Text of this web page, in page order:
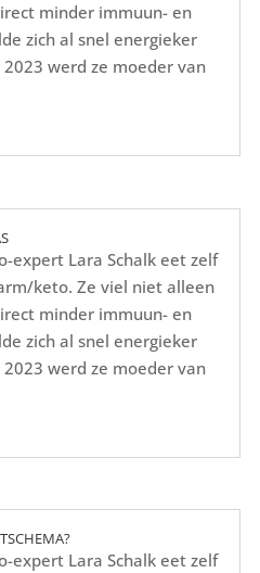
minder immuun- en
zich al snel energieker
werd ze moeder van
expert Lara Schalk eet zelf
keto. Ze viel niet alleen
minder immuun- en
zich al snel energieker
werd ze moeder van
expert Lara Schalk eet zelf